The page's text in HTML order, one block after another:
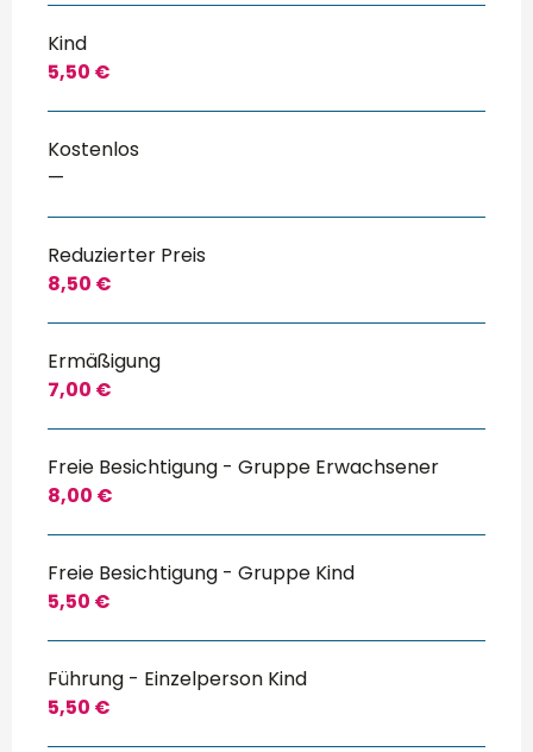
Kind
5,50 €
Kostenlos
—
Reduzierter Preis
8,50 €
Ermäßigung
7,00 €
Freie Besichtigung - Gruppe Erwachsener
8,00 €
Freie Besichtigung - Gruppe Kind
5,50 €
Führung - Einzelperson Kind
5,50 €